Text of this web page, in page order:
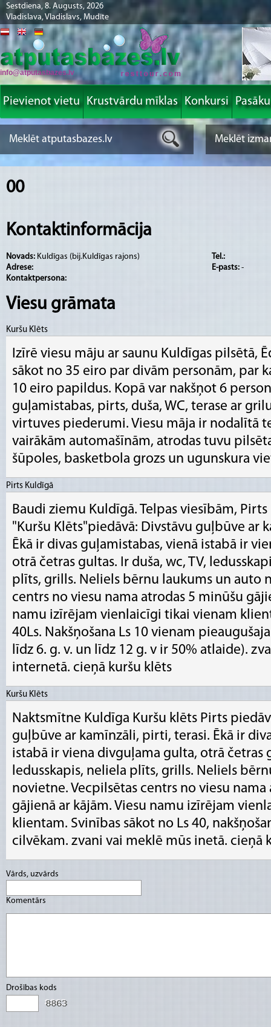
Sestdiena, 8. Augusts, 2026
Vladislava, Vladislavs, Mudīte
info@atputasbazes.lv
Pievienot vietu Krustvārdu mīklas Konkursi
00
Kontaktinformācija
Novads: Kuldīgas (bij.Kuldīgas rajons)
Adrese:
Kontaktpersona:
Tel.:
E-pasts: -
Viesu grāmata
Kuršu Klēts
Izīrē viesu māju ar saunu Kuldīgas pilsētā,
sākot no 35 eiro par divām personām, par
10 eiro papildus. Kopā var nakšņot 6
guļamistabas, pirts, duša, WC, terase ar
virtuves piederumi. Viesu māja ir nodalītā
vairākām automašīnām, atrodas tuvu
šūpoles, basketbola grozs un ugunskura
Pirts Kuldīgā
Baudi ziemu Kuldīgā. Telpas viesībām,
"Kuršu Klēts"piedāvā: Divstāvu guļbūve ar
Ēkā ir divas guļamistabas, vienā istabā ir
otrā četras gultas. Ir duša, wc, TV,
plīts, grills. Neliels bērnu laukums un auto
centrs no viesu nama atrodas 5 minūšu
namu izīrējam vienlaicīgi tikai vienam
40Ls. Nakšņošana Ls 10 vienam
līdz 6. g. v. un līdz 12 g. v ir 50% atlaide).
internetā. cieņā kuršu klēts
Kuršu Klēts
Naktsmītne Kuldīga Kuršu klēts Pirts
guļbūve ar kamīnzāli, pirti, terasi. Ēkā ir
istabā ir viena divguļama gulta, otrā četras
ledusskapis, neliela plīts, grills. Neliels
novietne. Vecpilsētas centrs no viesu
gājienā ar kājām. Viesu namu izīrējam
klientam. Svinības sākot no Ls 40,
cilvēkam. zvani vai meklē mūs inetā. cieņā
Vārds, uzvārds
Komentārs
Drošības kods